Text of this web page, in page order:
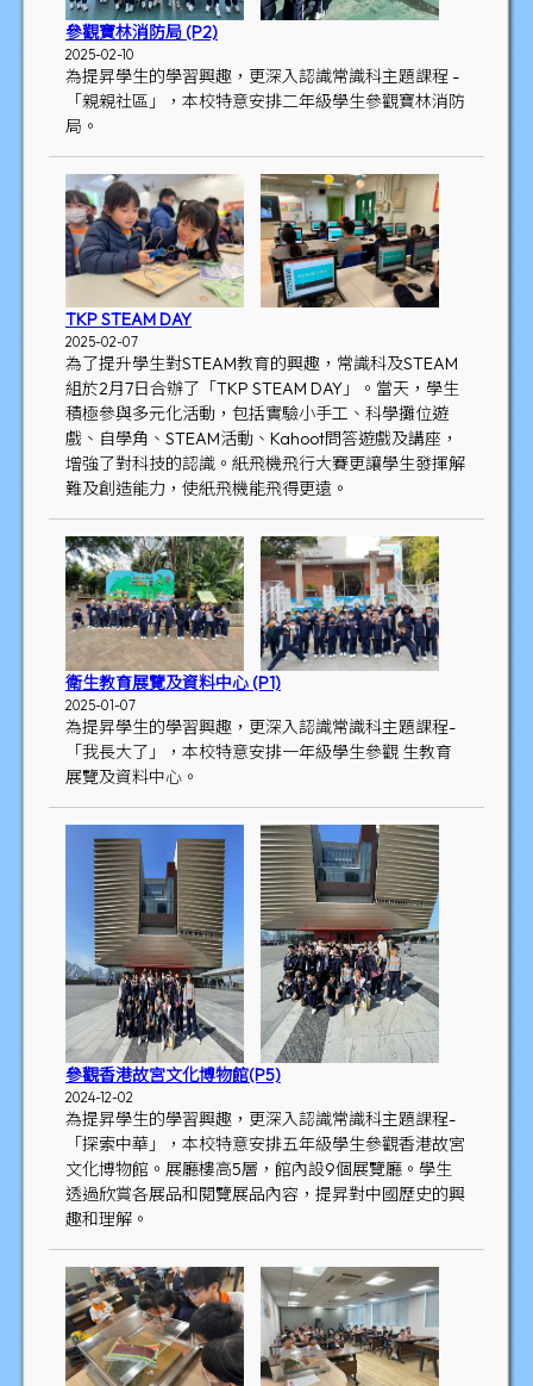
參觀寶林消防局 (P2)
2025-02-10
為提昇學生的學習興趣，更深入認識常識科主題課程 -
「親親社區」，本校特意安排二年級學生參觀寶林消防
局。
TKP STEAM DAY
2025-02-07
為了提升學生對STEAM教育的興趣，常識科及STEAM
組於2月7日合辦了「TKP STEAM DAY」。當天，學生
積極參與多元化活動，包括實驗小手工、科學攤位遊
戲、自學角、STEAM活動、Kahoot問答遊戲及講座，
增強了對科技的認識。紙飛機飛行大賽更讓學生發揮解
難及創造能力，使紙飛機能飛得更遠。
衛生教育展覽及資料中心 (P1)
2025-01-07
為提昇學生的學習興趣，更深入認識常識科主題課程-
「我長大了」，本校特意安排一年級學生參觀 生教育
展覽及資料中心。
參觀香港故宮文化博物館(P5)
2024-12-02
為提昇學生的學習興趣，更深入認識常識科主題課程-
「探索中華」，本校特意安排五年級學生參觀香港故宮
文化博物館。展廳樓高5層，館內設9個展覽廳。學生
透過欣賞各展品和閱覽展品內容，提昇對中國歷史的興
趣和理解。